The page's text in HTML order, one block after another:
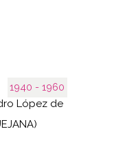
1940 - 1960
López de
de Guzmán (QUEJANA)